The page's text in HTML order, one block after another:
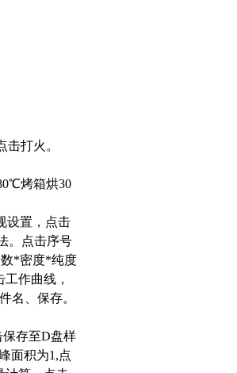
打火。
烤箱烘30
设置，点击
。点击序号
*密度*纯度
作曲线，
名、保存。
保存至D盘样
面积为1,点